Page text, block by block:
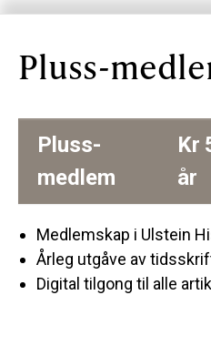
Pluss-
Pluss-
medlem
Kr
år
Medlemskap i Ulstein
Årleg utgåve av
Digital tilgong til alle